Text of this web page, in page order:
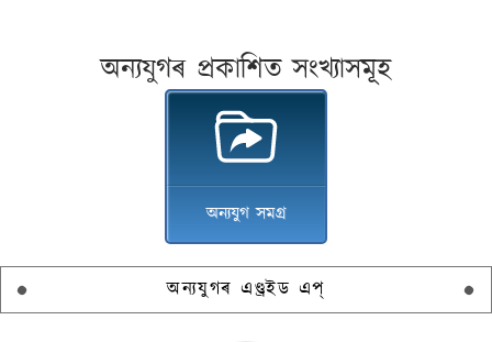
অন্যযুগৰ প্ৰকাশিত সংখ্যাসমূহ
অন্যযুগ সমগ্ৰ
অন্যযুগৰ এণ্ড্ৰইড এপ্